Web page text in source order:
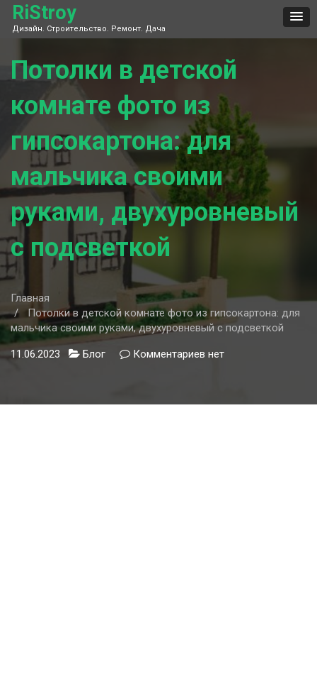
Skip
content
RiStroy
Дизайн. Строительство. Ремонт. Дача
Потолки в детской
комнате фото из
гипсокартона: для
мальчика своими
руками, двухуровневый
с подсветкой
Главная
Потолки в детской комнате фото из гипсокартона: для
мальчика своими руками, двухуровневый с подсветкой
11.06.2023 Блог Комментариев кнет